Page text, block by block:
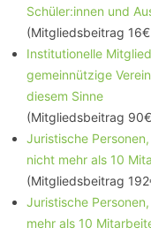
Schüler:innen und
(Mitgliedsbeitrag
Institutionelle
gemeinnützige
diesem Sinne
(Mitgliedsbeitrag
Juristische
nicht mehr als 10
(Mitgliedsbeitrag
Juristische
mehr als 10